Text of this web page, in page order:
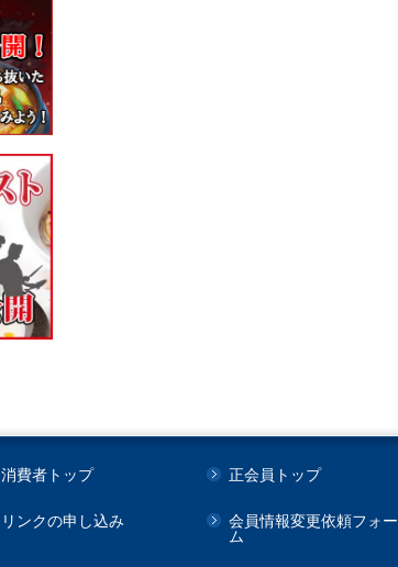
消費者トップ 正会員トップ
リンクの申し込み
会員情報変更依頼フォー
ム